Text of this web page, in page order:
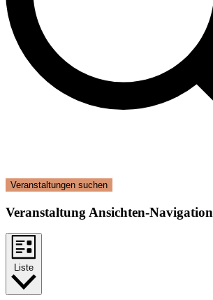
Veranstaltungen suchen
Veranstaltung Ansichten-Navigation
Liste